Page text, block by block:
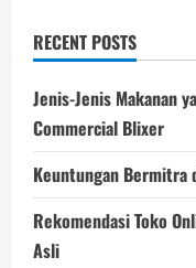
RECENT POSTS
Jenis-Jenis Makanan
Commercial Blixer
Keuntungan Bermitra
Rekomendasi Toko
Asli